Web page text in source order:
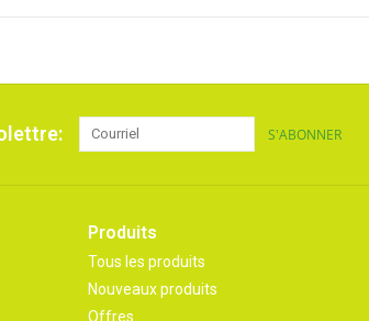
S'ABONNER
Produits
Tous les produits
Nouveaux produits
Offres